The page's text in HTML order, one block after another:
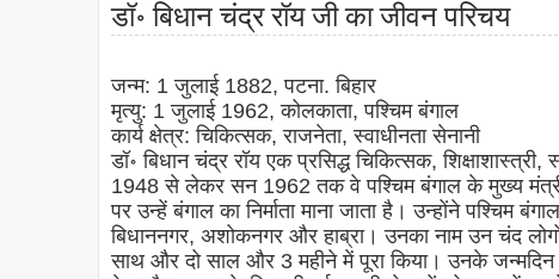
डॉ॰ बिधान चंद्र रॉय जी का जीवन परिचय
जन्म: 1 जुलाई 1882, पटना. बिहार
मृत्यु: 1 जुलाई 1962, कोलकाता, पश्चिम बंगाल
कार्य क्षेत्र: चिकित्सक, राजनेता, स्वाधीनता सेनानी
डॉ॰ बिधान चंद्र रॉय एक प्रसिद्ध चिकित्सक,
1948 से लेकर सन 1962 तक वे पश्चिम बंगाल के मुख्य
पर उन्हें बंगाल का निर्माता माना जाता है। उन्होंने पश्चिम
बिधाननगर, अशोकनगर और हाब्रा। उनका नाम उन चंद
साथ और दो साल और 3 महीने में पूरा किया। उनके